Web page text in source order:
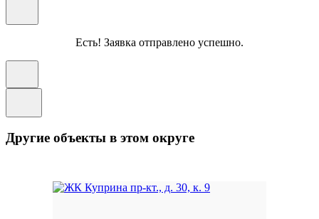
Есть! Заявка отправлено успешно.
Другие объекты в этом округе